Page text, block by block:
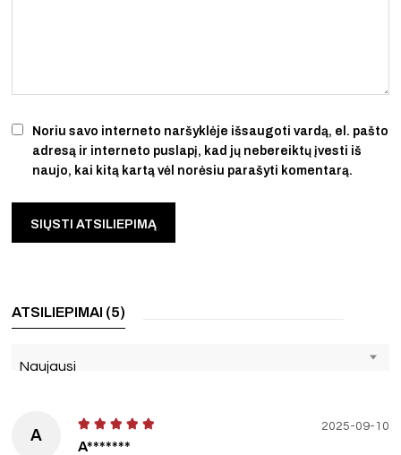
Noriu savo interneto naršyklėje išsaugoti vardą, el. pašto
adresą ir interneto puslapį, kad jų nebereiktų įvesti iš
naujo, kai kitą kartą vėl norėsiu parašyti komentarą.
ATSILIEPIMAI (5)
Naujausi
A
A*******
2025-09-10